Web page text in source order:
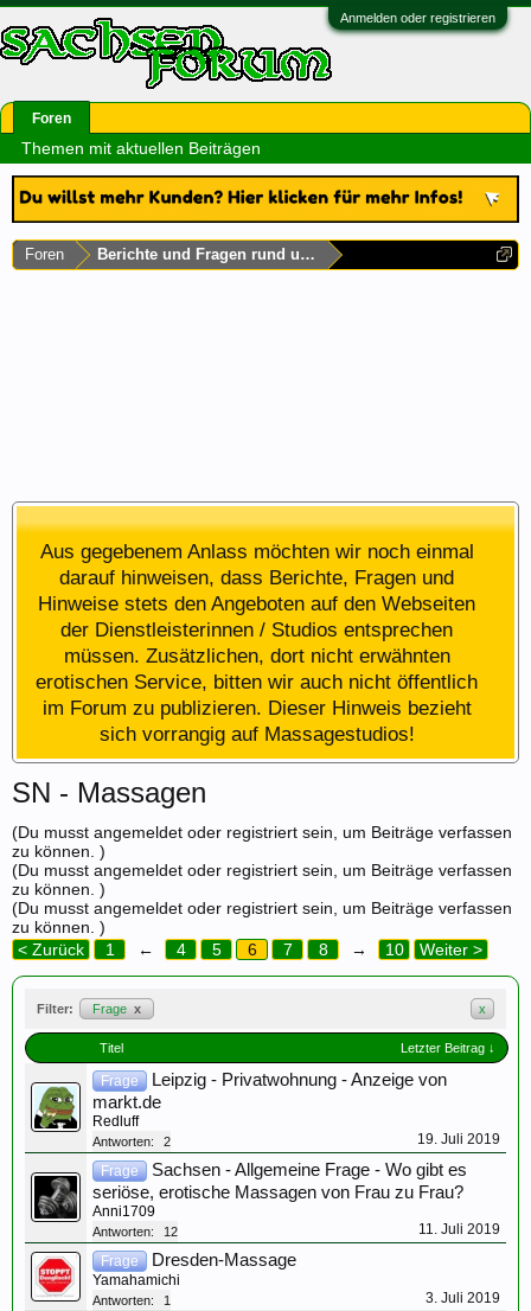
Anmelden oder registrieren
Foren Berichte und Fragen rund um Sachsen
Aus gegebenem Anlass möchten wir noch einmal
darauf hinweisen, dass Berichte, Fragen und
Hinweise stets den Angeboten auf den Webseiten
der Dienstleisterinnen / Studios entsprechen
müssen. Zusätzlichen, dort nicht erwähnten
erotischen Service, bitten wir auch nicht öffentlich
im Forum zu publizieren. Dieser Hinweis bezieht
sich vorrangig auf Massagestudios!
SN - Massagen
(Du musst angemeldet oder registriert sein, um Beiträge verfassen
zu können. )
(Du musst angemeldet oder registriert sein, um Beiträge verfassen
zu können. )
(Du musst angemeldet oder registriert sein, um Beiträge verfassen
zu können. )
< Zurück
1 ← 4 5 6 7 8 → 10 Weiter >
Filter: Frage x x
Titel Letzter Beitrag ↓
Frage
Leipzig - Privatwohnung - Anzeige von
markt.de
Redluff
Antworten: 2 19. Juli 2019
Frage
Sachsen - Allgemeine Frage - Wo gibt es
seriöse, erotische Massagen von Frau zu Frau?
Anni1709
Antworten: 12 11. Juli 2019
Frage Dresden-Massage
Yamahamichi
Antworten: 1 3. Juli 2019
Foren
Themen mit aktuellen Beiträgen